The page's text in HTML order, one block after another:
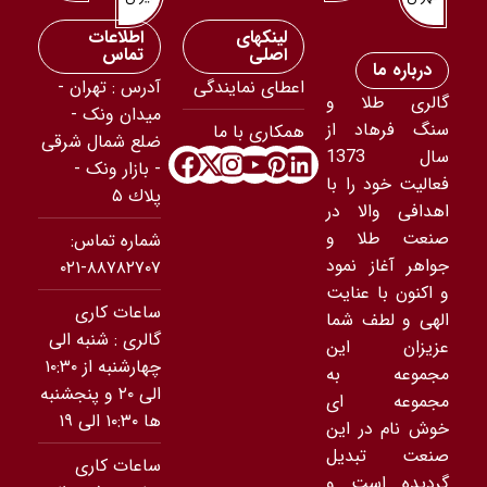
درباره ما
گالری طلا و
سنگ فرهاد از
سال 1373
فعالیت خود را با
اهدافی والا در
صنعت طلا و
جواهر آغاز نمود
و اکنون با عنایت
الهی و لطف شما
عزیزان این
مجموعه به
مجموعه ای
خوش نام در این
صنعت تبدیل
لینکهای
اصلی
اعطای نمایندگی
همکاری با ما
اطلاعات
تماس
آدرس : تهران -
ميدان ونک -
ضلع شمال شرقى
- بازار ونک -
پلاك ۵
شماره تماس:
۸۸۷۸۲۷۰۷-۰۲۱
ساعات کاری
گالری : شنبه الی
چهارشنبه از ۱۰:۳۰
الی ۲۰ و پنجشنبه
ها ۱۰:۳۰ الی ۱۹
ساعات کاری